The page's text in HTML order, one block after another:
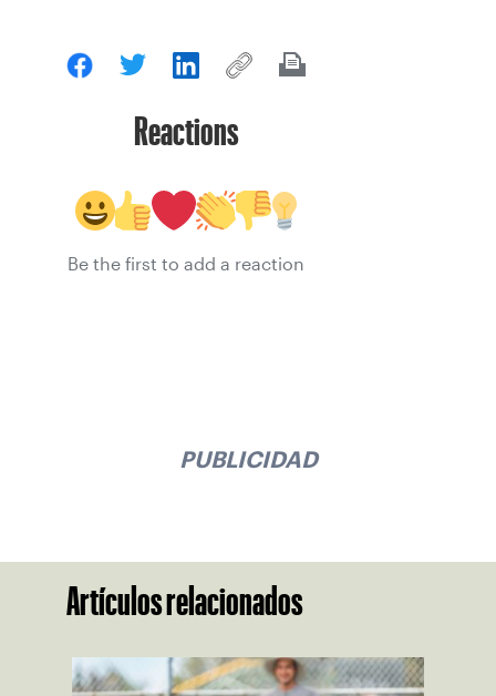
Reactions
Be the first to add a reaction
PUBLICIDAD
Artículos relacionados